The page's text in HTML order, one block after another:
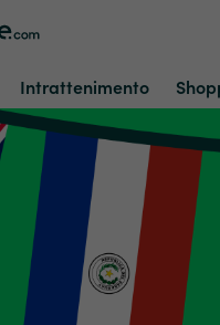
Intrattenimento